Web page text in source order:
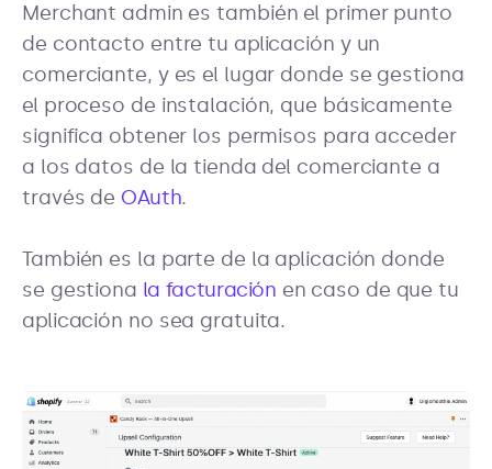
Merchant admin es también el primer punto
de contacto entre tu aplicación y un
comerciante, y es el lugar donde se gestiona
el proceso de instalación, que básicamente
significa obtener los permisos para acceder
a los datos de la tienda del comerciante a
través de OAuth.
También es la parte de la aplicación donde
se gestiona la facturación en caso de que tu
aplicación no sea gratuita.